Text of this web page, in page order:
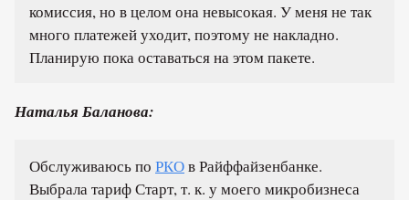
комиссия, но в целом она невысокая. У меня не так
много платежей уходит, поэтому не накладно.
Планирую пока оставаться на этом пакете.
Наталья Баланова:
Обслуживаюсь по РКОв Райффайзенбанке.
Выбрала тариф Старт, т. к. у моего микробизнеса